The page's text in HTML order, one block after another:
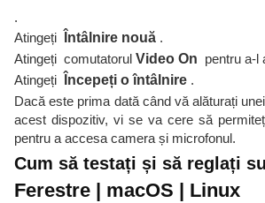
.
Atingeți
Întâlnire nouă .
Atingeți comutatorul Video On pentru a-l
Atingeți
Începeți o întâlnire .
Dacă este prima dată când vă alăturați
acest dispozitiv, vi se va cere să
pentru a accesa camera și microfonul.
Cum să testați și să reglați
Ferestre | macOS | Linux